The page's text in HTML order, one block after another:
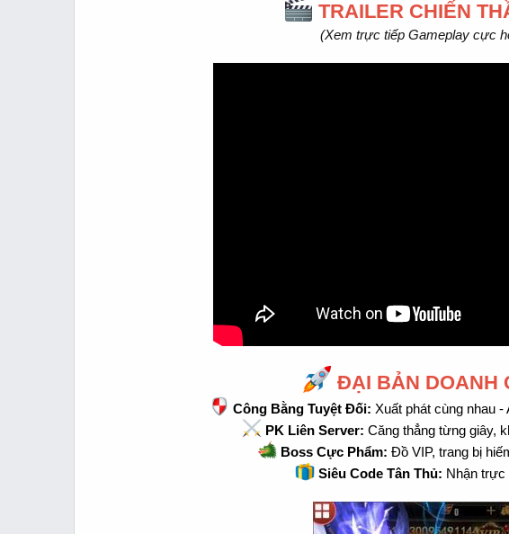
TRAILER CHIẾN
(Xem trực tiếp Gameplay cực
ĐẠI BẢN DOANH
Công Bằng Tuyệt Đối: Xuất phát cùng nhau
PK Liên Server: Căng thẳng từng giây,
Boss Cực Phẩm: Đồ VIP, trang bị
Siêu Code Tân Thủ: Nhận trực